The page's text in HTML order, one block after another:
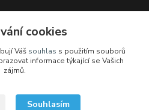
cookies
Váš souhlas s použitím souborů
informace týkající se Vašich
zájmů.
Souhlasím